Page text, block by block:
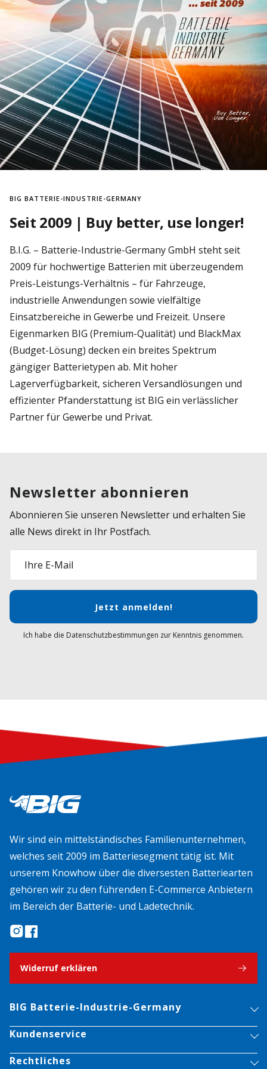
BIG BATTERIE-INDUSTRIE-GERMANY
Seit 2009 | Buy better, use longer!
B.I.G. – Batterie-Industrie-Germany GmbH steht seit
2009 für hochwertige Batterien mit überzeugendem
Preis-Leistungs-Verhältnis – für Fahrzeuge,
industrielle Anwendungen sowie vielfältige
Einsatzbereiche in Gewerbe und Freizeit. Unsere
Eigenmarken BIG (Premium-Qualität) und BlackMax
(Budget-Lösung) decken ein breites Spektrum
gängiger Batterietypen ab. Mit hoher
Lagerverfügbarkeit, sicheren Versandlösungen und
effizienter Pfanderstattung ist BIG ein verlässlicher
Partner für Gewerbe und Privat.
Newsletter abonnieren
Abonnieren Sie unseren Newsletter und erhalten Sie
alle News direkt in Ihr Postfach.
Ihre E-Mail
Jetzt anmelden!
Ich habe die Datenschutzbestimmungen zur Kenntnis genommen.
Wir sind ein mittelständisches Familienunternehmen,
welches seit 2009 im Batteriesegment tätig ist. Mit
unserem Knowhow über die diversesten Batteriearten
gehören wir zu den führenden E-Commerce Anbietern
im Bereich der Batterie- und Ladetechnik.
Widerruf erklären
BIG Batterie-Industrie-Germany
Kundenservice
Rechtliches